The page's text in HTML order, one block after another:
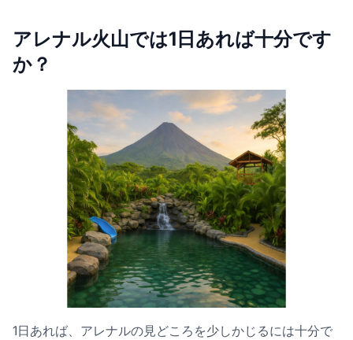
アレナル火山では1日あれば十分です
か？
1日あれば、アレナルの見どころを少しかじるには十分で